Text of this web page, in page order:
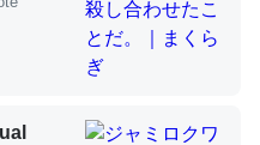
だと殻を無くしてナメク